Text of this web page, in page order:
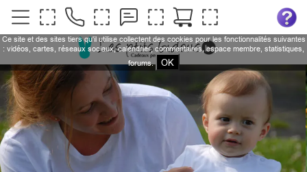
Ce site et des sites tiers qu'il utilise collectent des cookies pour les fonctionnalités suivantes
: vidéos, cartes, réseaux sociaux, calendrier, commentaires, espace membre, statistiques,
forums.
OK